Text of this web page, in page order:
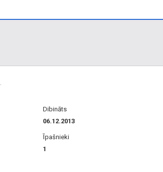
Dibināts
06.12.2013
Īpašnieki
1